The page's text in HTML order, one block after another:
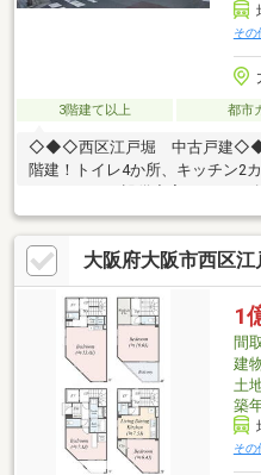
その
3階建て以上 都市
◇◆◇西区江戸堀 中古戸建
階建！トイレ4か所、キッチン2
泊・収益マンション情報掲載
沿線以上利用可、南向き、南側
南面バルコニー、３階建以上、
大阪心斎橋の不動産業者です。
戸建てからマンションや工場、
却の事なら何でもご相談下さい☆
大阪府大阪市西区
1
間
建
土
築
その